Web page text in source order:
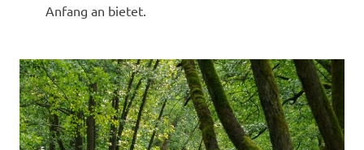
Anfang an bietet.